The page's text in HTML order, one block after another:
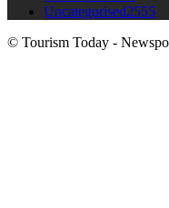
Uncategorised2555
© Tourism Today -